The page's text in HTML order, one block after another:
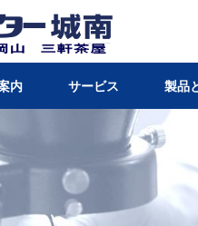
内 サービス 製品